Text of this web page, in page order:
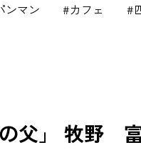
ンマン カフェ
の父」 牧野